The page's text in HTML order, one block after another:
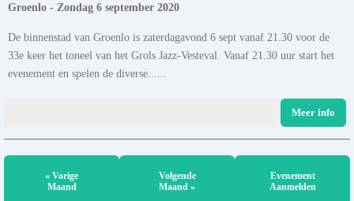
Groenlo - Zondag 6 september 2020
De binnenstad van Groenlo is zaterdagavond 6 sept vanaf 21.30 voor de
33e keer het toneel van het Grols Jazz-Vesteval. Vanaf 21.30 uur start het
evenement en spelen de diverse......
Meer info
« Vorige
Maand
Volgende
Maand »
Evenement
Aanmelden